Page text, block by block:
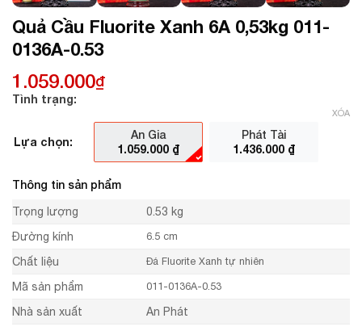
Quả Cầu Fluorite Xanh 6A 0,53kg 011-
0136A-0.53
1.059.000₫
Tình trạng:
Lựa chọn:
An Gia
1.059.000 ₫
Phát Tài
1.436.000 ₫
XÓA
Thông tin sản phẩm
Trọng lượng
0.53 kg
Đường kính
6.5 cm
Chất liệu Đá Fluorite Xanh tự nhiên
Mã sản phẩm 011-0136A-0.53
Nhà sản xuất An Phát